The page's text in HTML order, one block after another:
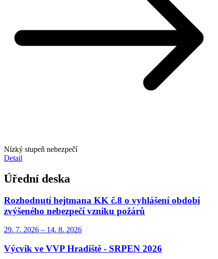
Nízký stupeň nebezpečí
Detail
Úřední deska
Rozhodnutí hejtmana KK č.8 o vyhlášení období
zvýšeného nebezpečí vzniku požárů
29. 7. 2026 – 14. 8. 2026
Výcvik ve VVP Hradiště - SRPEN 2026